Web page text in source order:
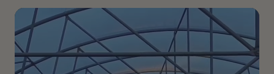
Wichtiger Hinweis bei grauem Haar: